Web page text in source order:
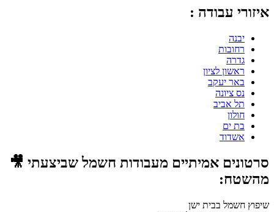
איזורי עבודה :
יבנה
רחובות
גדרה
ראשון לציון
באר יעקב
נס ציונה
תל אביב
חולון
בת ים
אשדוד
סרטונים אמיתיים מעבודות חשמל שביצעתי 🎥
מהשטח:
שיפוץ חשמל בבית ישן